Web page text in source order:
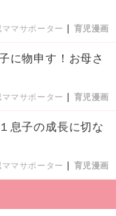
マサポーター | 育児漫画
に物申す！お母さ
マサポーター | 育児漫画
息子の成長に切な
マサポーター | 育児漫画